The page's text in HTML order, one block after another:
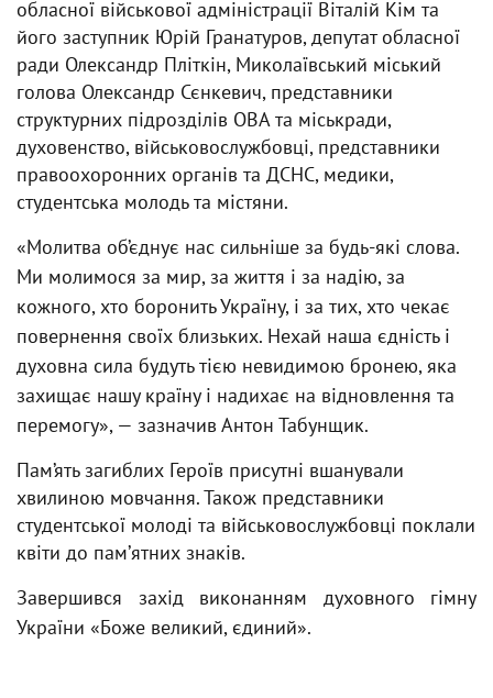
обласної військової адміністрації Віталій Кім та
його заступник Юрій Гранатуров, депутат обласної
ради Олександр Пліткін, Миколаївський міський
голова Олександр Сєнкевич, представники
структурних підрозділів ОВА та міськради,
духовенство, військовослужбовці, представники
правоохоронних органів та ДСНС, медики,
студентська молодь та містяни.
«Молитва об’єднує нас сильніше за будь-які слова.
Ми молимося за мир, за життя і за надію, за
кожного, хто боронить Україну, і за тих, хто чекає
повернення своїх близьких. Нехай наша єдність і
духовна сила будуть тією невидимою бронею, яка
захищає нашу країну і надихає на відновлення та
перемогу», — зазначив Антон Табунщик.
Пам’ять загиблих Героїв присутні вшанували
хвилиною мовчання. Також представники
студентської молоді та військовослужбовці поклали
квіти до памʼятних знаків.
Завершився захід виконанням духовного гімну
України «Боже великий, єдиний».